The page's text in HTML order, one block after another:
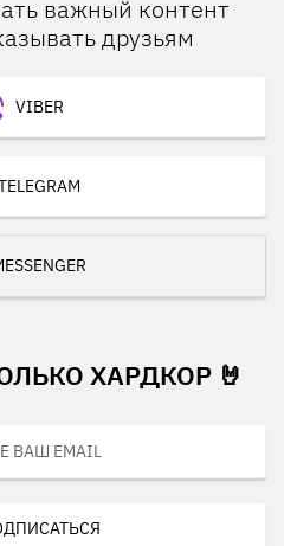
важный контент
друзьям
VIBER
ХАРДКОР 🤘